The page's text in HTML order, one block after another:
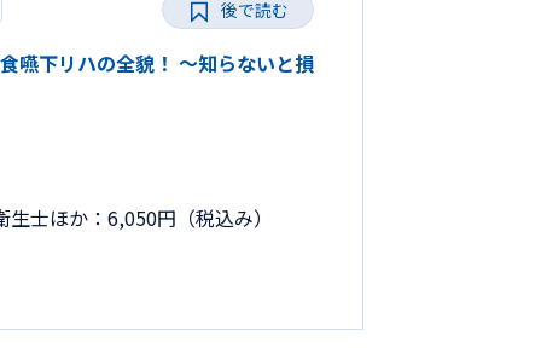
嚥下リハの全貌！ ～知らないと損
ほか：6,050円（税込み）
後で読む